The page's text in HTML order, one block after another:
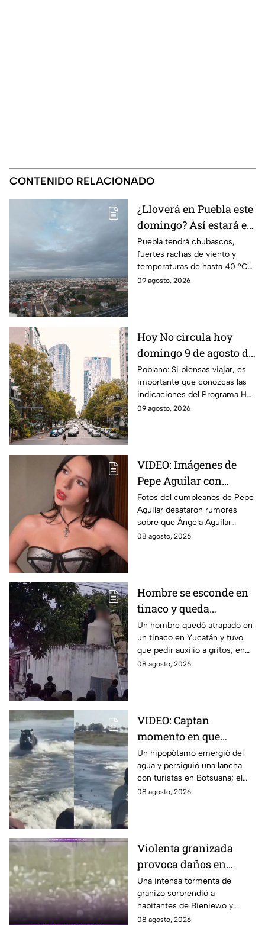
CONTENIDO RELACIONADO
¿Lloverá en Puebla este
domingo? Así estará el
clima HOY 9 de agosto
Puebla tendrá chubascos,
fuertes rachas de viento y
temperaturas de hasta 40 °C
en el suroeste durante este
09 agosto, 2026
Hoy No circula hoy
domingo 9 de agosto de
2026: ¿Qué autos no
transitan en la CDMX y
EdoMex?
Poblano: Si piensas viajar, es
importante que conozcas las
indicaciones del Programa Hoy
No Circula HOY domingo 9 de
09 agosto, 2026
VIDEO: Imágenes de
Pepe Aguilar con
Ángela desatan
rumores ¿Está
embarazada?
Fotos del cumpleaños de Pepe
Aguilar desataron rumores
sobre que Ángela Aguilar
podría estar embarazada;
08 agosto, 2026
Hombre se esconde en
tinaco y queda
atrapado por más de
dos horas en Yucatán;
así lo encontraron
Un hombre quedó atrapado en
un tinaco en Yucatán y tuvo
que pedir auxilio a gritos; en
redes aseguran que intentaba
08 agosto, 2026
VIDEO: Captan
momento en que
hipopótamo sale del
agua para perseguir a
turistas en lancha
Un hipopótamo emergió del
agua y persiguió una lancha
con turistas en Botsuana; el
guía aceleró a tiempo para
08 agosto, 2026
Violenta granizada
provoca daños en
vehículos en Polonia
Una intensa tormenta de
granizo sorprendió a
habitantes de Bieniewo y
provocó daños en los cristales
08 agosto, 2026